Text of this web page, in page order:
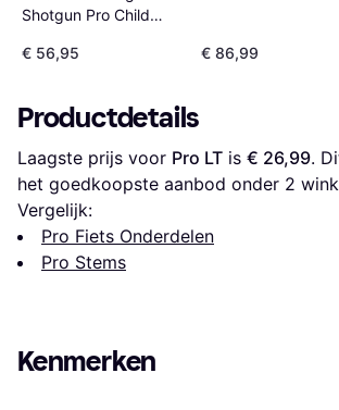
Shotgun Pro Child
€ 56,95
€ 86,99
Productdetails
Laagste prijs voor Pro LT is € 26,99.
het goedkoopste aanbod onder 2
Vergelijk:
Pro Fiets Onderdelen
Pro Stems
Kenmerken